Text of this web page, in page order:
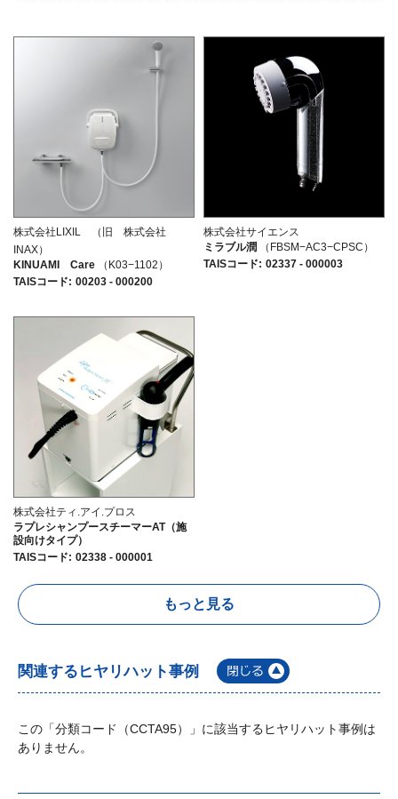
株式会社LIXIL （旧 株式会社
INAX）
KINUAMI Care
（K03−1102）
TAISコード: 00203 - 000200
株式会社サイエンス
ミラブル潤
（FBSM−AC3−CPSC）
TAISコード: 02337 - 000003
株式会社ティ.アイ.プロス
ラプレシャンプースチーマーAT（施
設向けタイプ）
TAISコード: 02338 - 000001
もっと見る
関連するヒヤリハット事例
この「分類コード（CCTA95）」に該当するヒヤリハット事例は
ありません。